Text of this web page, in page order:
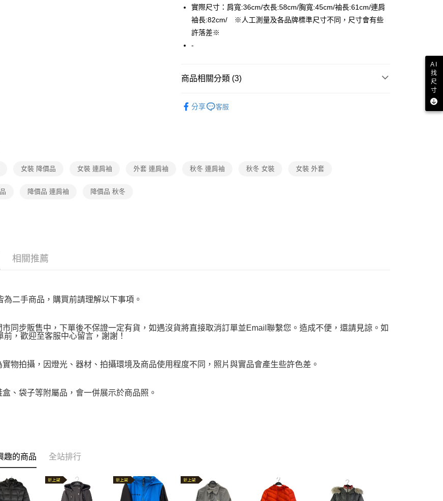
【「AFTEE先享後付」結帳流程】
１．於結帳方式選擇「AFTEE先享後付」後，將跳轉至「AFTEE先享後
付」結帳頁面，進行簡訊認證並確認金額後，即可完成結帳。
２．訂單成立數日內，您將收到繳費通知簡訊。
※ 請注意：結帳手續完成當下不需立刻繳費，但若您需要取消訂單，請聯
絡購買商品的店家。未經商家同意取消之訂單仍視為有效，需透過AFTEE
※ 交易是否成功請以「AFTEE先享後付 」之結帳頁面顯示為準，若有關於
是否繳費成功／繳費後需取消欲退款等相關疑問，請聯繫「AFTEE先享後
求債權轉讓予恩沛科技股份有限公司。
２．關於個人資料處理事宜，請瀏覽以下網址：
免運費
付款後全家取貨
免運費
免運費
實際尺寸：肩寬:36cm/衣長:58cm/胸寬:45cm/袖長:61cm/連肩
袖長:82cm/ ※人工測量及各品牌標準尺寸不同，尺寸會有些
許落差※
-
商品相關分類 (3)
分享 客服
女裝 降價品 女裝 連肩袖 外套 連肩袖 秋冬 連肩袖 秋冬 女裝 女裝 外套
降價品 連肩袖 降價品 秋冬
相關推薦
為二手商品，購買前請理解以下事項。
市同步販售中，下單後不保證一定有貨，如遇沒貨將直接取消訂單並Email聯繫您。造成不便，還請見諒。如
前，歡迎至客服中心留言，謝謝！
實物拍攝，因燈光、器材、拍攝環境及商品使用程度不同，照片與實品會產生些許色差。
盒、袋子等附屬品，會一併展示於商品照。
趣的商品 全站排行
AI
找
尺
寸